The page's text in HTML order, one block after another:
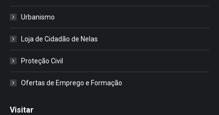
Urbanismo
Loja de Cidadão de Nelas
Proteção Civil
Ofertas de Emprego e Formação
Visitar